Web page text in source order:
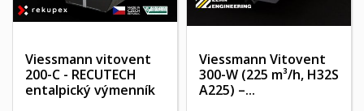
Viessmann vitovent
200-C - RECUTECH
entalpický výmenník
Viessmann Vitovent
300-W (225 m³/h, H32S
A225) –...